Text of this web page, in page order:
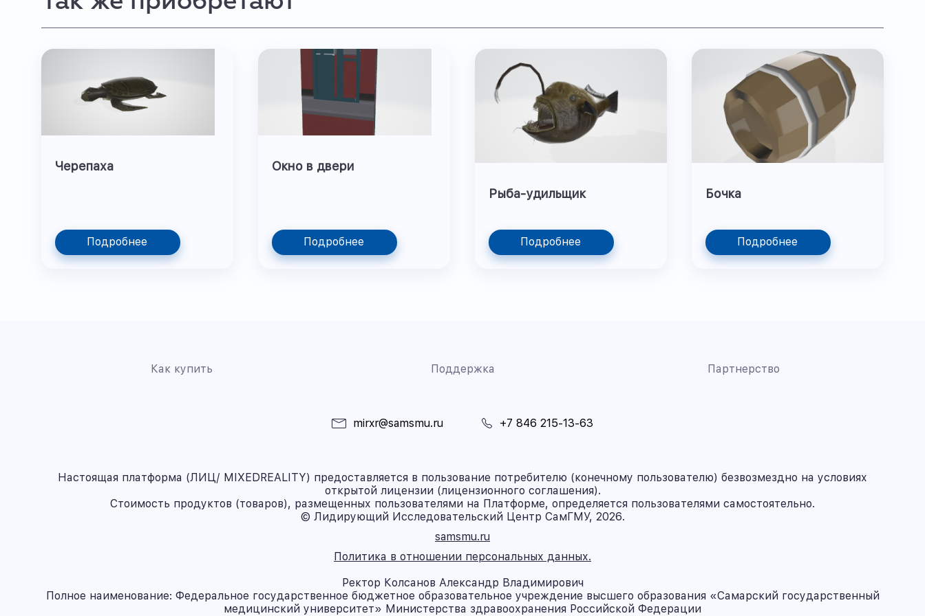
Черепаха
Подробнее
Окно в двери
Подробнее
Рыба-удильщик
Подробнее
Бочка
Подробнее
Как купить Поддержка Партнерство
mirxr@samsmu.ru +7 846 215-13-63
Настоящая платформа (ЛИЦ/ MIXEDREALITY) предоставляется в пользование потребителю (конечному пользователю) безвозмездно на условиях
открытой лицензии (лицензионного соглашения).
Стоимость продуктов (товаров), размещенных пользователями на Платформе, определяется пользователями самостоятельно.
© Лидирующий Исследовательский Центр СамГМУ, 2026.
samsmu.ru
Политика в отношении персональных данных.
Ректор Колсанов Александр Владимирович
Полное наименование: Федеральное государственное бюджетное образовательное учреждение высшего образования «Самарский государственный
медицинский университет» Министерства здравоохранения Российской Федерации